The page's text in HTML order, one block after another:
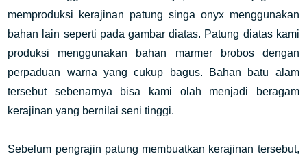
memproduksi kerajinan patung singa onyx menggunakan
bahan lain seperti pada gambar diatas. Patung diatas kami
produksi menggunakan bahan marmer brobos dengan
perpaduan warna yang cukup bagus. Bahan batu alam
tersebut sebenarnya bisa kami olah menjadi beragam
kerajinan yang bernilai seni tinggi.
Sebelum pengrajin patung membuatkan kerajinan tersebut,